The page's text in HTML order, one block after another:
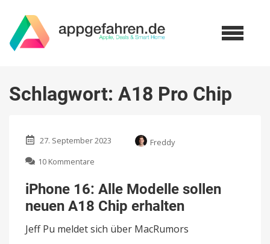
Schlagwort: A18 Pro Chip
27. September 2023
Freddy
10 Kommentare
16:
Alle
Modelle
neuen
iPhone 16: Alle Modelle sollen
neuen A18 Chip erhalten
Jeff Pu meldet sich über MacRumors